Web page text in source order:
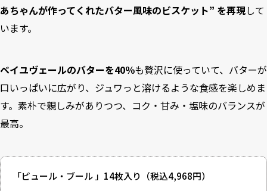
あちゃんが作ってくれたバター風味のビスケット” を再現して
います。
ベイユヴェールのバターを40％も贅沢に使っていて、バターが
口いっぱいに広がり、ジュワっと溶けるような食感を楽しめま
す。素朴で親しみがありつつ、コク・甘み・塩味のバランスが
最高。
「ピュール・ブール 」14枚入り （税込4,968円）